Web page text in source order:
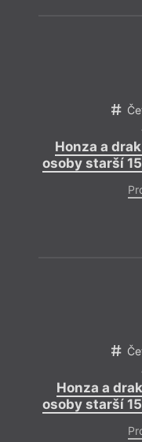
Honza a
osoby starší
Honza a
osoby starší